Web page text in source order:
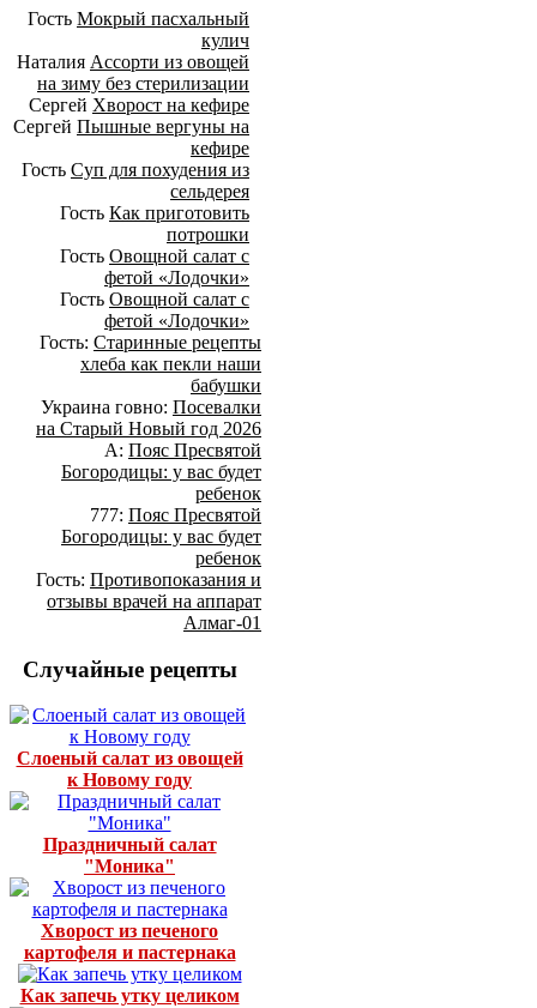
Гость Мокрый пасхальный
кулич
Наталия Ассорти из овощей
на зиму без стерилизации
Сергей Хворост на кефире
Сергей Пышные вергуны на
кефире
Гость Суп для похудения из
сельдерея
Гость Как приготовить
потрошки
Гость Овощной салат с
фетой «Лодочки»
Гость Овощной салат с
фетой «Лодочки»
Гость: Старинные рецепты
хлеба как пекли наши
бабушки
Украина говно: Посевалки
на Старый Новый год 2026
А: Пояс Пресвятой
Богородицы: у вас будет
ребенок
777: Пояс Пресвятой
Богородицы: у вас будет
ребенок
Гость: Противопоказания и
отзывы врачей на аппарат
Алмаг-01
Случайные рецепты
Слоеный салат из овощей
к Новому году
Праздничный салат
"Моника"
Хворост из печеного
картофеля и пастернака
Как запечь утку целиком